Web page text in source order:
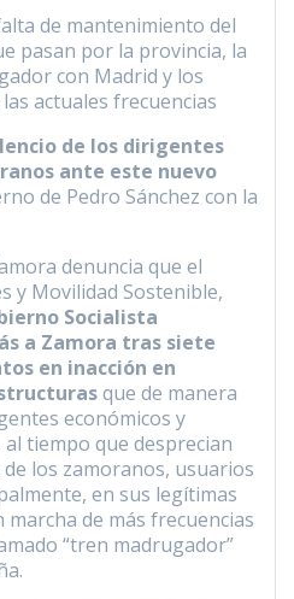
de mantenimiento del
pasan por la provincia, la
con Madrid y los
actuales frecuencias
de los dirigentes
ante este nuevo
de Pedro Sánchez con la
denuncia que el
y Movilidad Sostenible,
Socialista
a Zamora tras siete
en inacción en
que de manera
económicos y
tiempo que desprecian
los zamoranos, usuarios
en sus legítimas
de más frecuencias
“tren madrugador”